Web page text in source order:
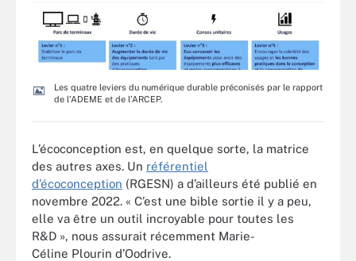
Les quatre leviers du numérique durable préconisés par le rapport
de l’ADEME et de l’ARCEP.
L’écoconception est, en quelque sorte, la matrice
des autres axes. Un référentiel
d’écoconception (RGESN) a d’ailleurs été publié en
novembre 2022. « C’est une bible sortie il y a peu,
elle va être un outil incroyable pour toutes les
R&D », nous assurait récemment Marie-
Céline Plourin d’Oodrive.